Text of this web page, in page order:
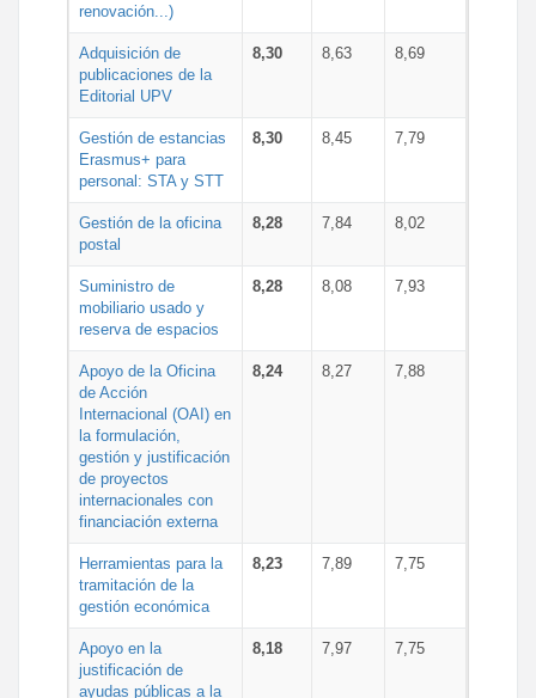
renovación...)
Adquisición de
publicaciones de la
Editorial UPV
8,30 8,63 8,69
Gestión de estancias
Erasmus+ para
personal: STA y STT
8,30 8,45 7,79
Gestión de la oficina
postal
8,28 7,84 8,02
Suministro de
mobiliario usado y
reserva de espacios
8,28 8,08 7,93
Apoyo de la Oficina
de Acción
Internacional (OAI) en
la formulación,
gestión y justificación
de proyectos
internacionales con
financiación externa
8,24 8,27 7,88
Herramientas para la
tramitación de la
gestión económica
8,23 7,89 7,75
Apoyo en la
justificación de
ayudas públicas a la
8,18 7,97 7,75